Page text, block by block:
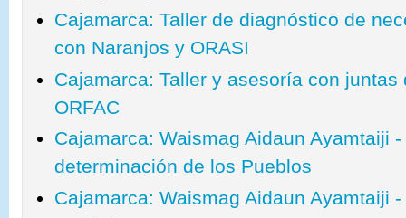
Cajamarca: Taller de diagnóstico de
con Naranjos y ORASI
Cajamarca: Taller y asesoría con
ORFAC
Cajamarca: Waismag Aidaun Ayamtaiji
determinación de los Pueblos
Cajamarca: Waismag Aidaun Ayamtaiji